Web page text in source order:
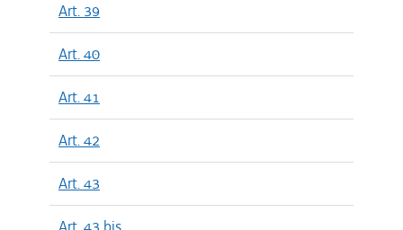
Art. 39
Art. 40
Art. 41
Art. 42
Art. 43